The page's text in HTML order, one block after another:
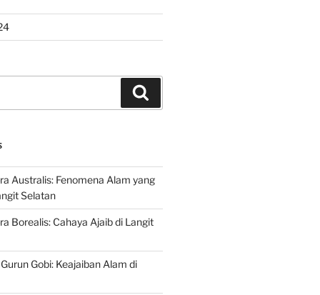
Australis: Fenomena Alam yang
Selatan
Borealis: Cahaya Ajaib di Langit
Gobi: Keajaiban Alam di